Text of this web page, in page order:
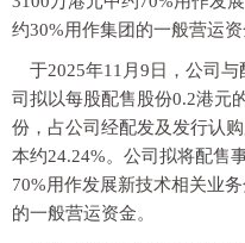
约30%用作集团的一般营运资
于2025年11月9日，公司
司拟以每股配售股份0.2港元
份，占公司经配发及发行认
本约24.24%。公司拟将配售
70%用作发展新技术相关业
的一般营运资金。